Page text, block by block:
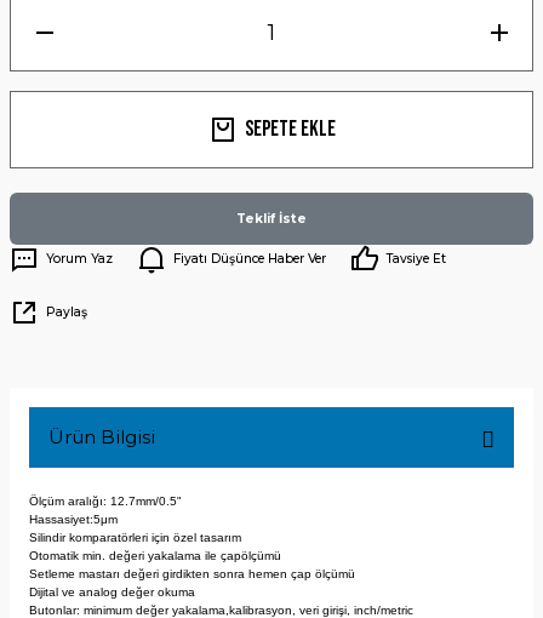
Sepete Ekle
Teklif İste
Yorum Yaz Fiyatı Düşünce Haber Ver Tavsiye Et
Paylaş
Ürün Bilgisi
Ölçüm aralığı: 12.7mm/0.5"
Hassasiyet:5μm
Silindir komparatörleri için özel tasarım
Otomatik min. değeri yakalama ile çapölçümü
Setleme mastarı değeri girdikten sonra hemen çap ölçümü
Dijital ve analog değer okuma
Butonlar: minimum değer yakalama, kalibrasyon, veri girişi, inch/metric